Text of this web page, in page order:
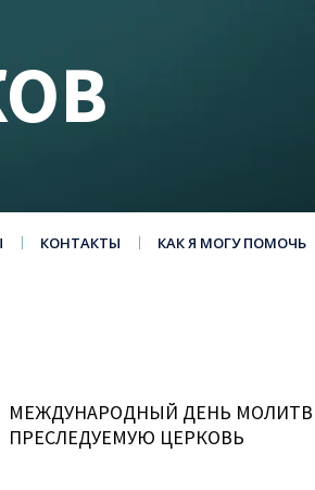
КОНТАКТЫ КАК Я МОГУ ПОМОЧЬ
МЕЖДУНАРОДНЫЙ ДЕНЬ
ПРЕСЛЕДУЕМУЮ ЦЕРКОВЬ